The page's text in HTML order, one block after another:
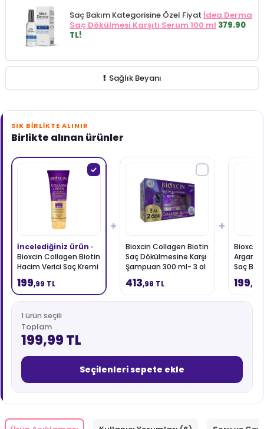
Saç Bakım Kategorisine Özel Fiyat İdea Derma
Saç Dökülmesi Karşıtı Serum 100 ml 379.90
TL!
Sağlık Beyanı
SIK BIRLIKTE ALINIR
Birlikte alınan ürünler
İncelediğiniz ürün ·
Bioxcin Collagen Biotin
Hacim Verici Saç Kremi
250 ml
199,99 TL
+
Bioxcin Collagen Biotin
Saç Dökülmesine Karşı
Şampuan 300 ml- 3 al
2 öde
413,98 TL
+
Bioxcin
Argan
Saç
ml
199,99
1 ürün seçili
Toplam
199,99 TL
Seçilenleri sepete ekle